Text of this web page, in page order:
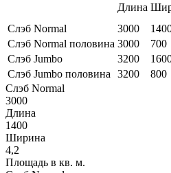
Длина
Слэб Normal
3000
Слэб Normal половина 3000 700
Слэб Jumbo
3200
Слэб Jumbo половина
3200 800
Слэб Normal
3000
Длина
1400
Ширина
4,2
Площадь в кв. м.